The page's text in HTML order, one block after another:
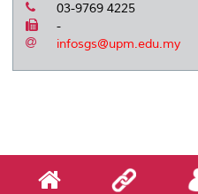
03-9769 4225
-
infosgs@upm.edu.my